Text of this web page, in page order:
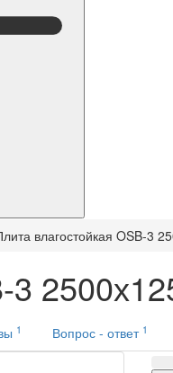
влагостойкая OSB-3
3
1 Вопрос - ответ 1